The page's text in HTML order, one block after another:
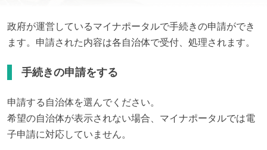
政府が運営しているマイナポータルで手続きの申請ができ
ます。申請された内容は各自治体で受付、処理されます。
手続きの申請をする
申請する自治体を選んでください。
希望の自治体が表示されない場合、マイナポータルでは電
子申請に対応していません。